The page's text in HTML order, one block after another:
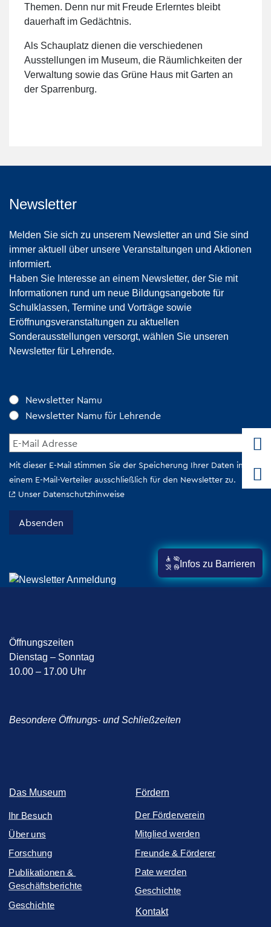
Themen. Denn nur mit Freude Erlerntes bleibt
dauerhaft im Gedächtnis.
Als Schauplatz dienen die verschiedenen
Ausstellungen im Museum, die Räumlichkeiten der
Verwaltung sowie das Grüne Haus mit Garten an
der Sparrenburg.
Newsletter
Melden Sie sich zu unserem Newsletter an und Sie sind
immer aktuell über unsere Veranstaltungen und Aktionen
informiert.
Haben Sie Interesse an einem Newsletter, der Sie mit
Informationen rund um neue Bildungsangebote für
Schulklassen, Termine und Vorträge sowie
Eröffnungsveranstaltungen zu aktuellen
Sonderausstellungen versorgt, wählen Sie unseren
Newsletter für Lehrende.
Öffnungszeiten
Dienstag – Sonntag
10.00 – 17.00 Uhr
Besondere Öffnungs- und Schließzeiten
Das Museum
Ihr Besuch
Über uns
Forschung
Publikationen &
Geschäftsberichte
Geschichte
Fördern
Der Förderverein
Mitglied werden
Freunde & Förderer
Pate werden
Geschichte
Kontakt
Infos zu Barrieren